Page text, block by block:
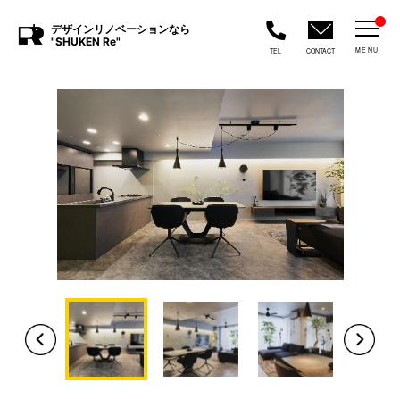
デザインリノベーションなら
"SHUKEN Re"
TEL CONTACT MENU